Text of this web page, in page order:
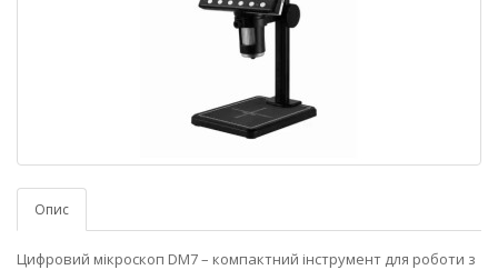
Опис
Цифровий мікроскоп DM7 – компактний інструмент для роботи з